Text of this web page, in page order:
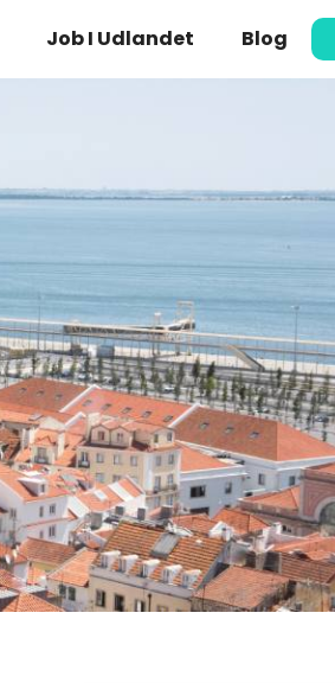
Job I Udlandet Blog